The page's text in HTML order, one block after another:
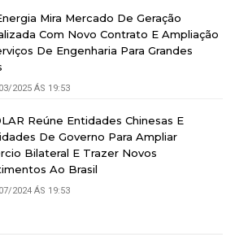
Mira Mercado De Geração
Com Novo Contrato E Ampliação
De Engenharia Para Grandes
2025 ÁS 19:53
Reúne Entidades Chinesas E
De Governo Para Ampliar
Bilateral E Trazer Novos
Ao Brasil
2024 ÁS 19:53